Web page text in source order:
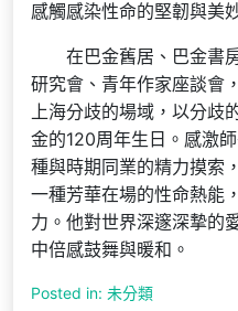
感觸感染性命的堅韌與美
在巴金舊居、巴金書
研究會、青年作家座談會
上海分歧的場域，以分歧
金的120周年生日。感激
種與時期同業的精力摸索
一種芳華在場的性命熱能
力。他對世界深邃深摯的
中倍感鼓舞與暖和。
Posted in: 未分類